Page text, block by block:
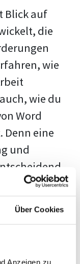
Über Cookies
Anzeigen zu
Blick auf
die
wie
wie du
Word
eine
und
hat
sie dir